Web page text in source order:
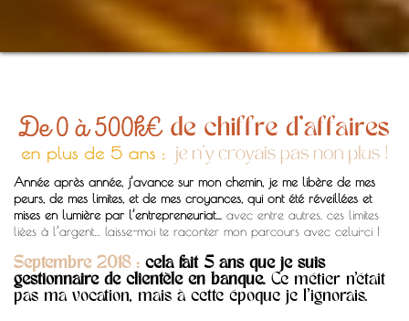
Année après année, j’avance sur mon chemin, je me libère de mes
peurs, de mes limites, et de mes croyances, qui ont été réveillées et
mises en lumière par l’entrepreneuriat… avec entre autres, ces limites
liées à l’argent… laisse-moi te raconter mon parcours avec celui-ci !
Septembre 2018 : cela fait 5 ans que je suis
gestionnaire de clientèle en banque. Ce métier n’était
pas ma vocation, mais à cette époque je l'ignorais.